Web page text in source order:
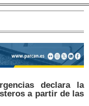
declara la
a partir de las